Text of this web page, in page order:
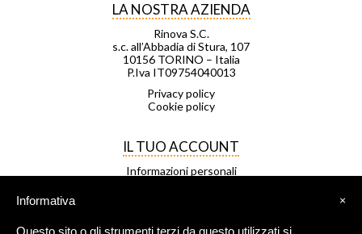
LA NOSTRA AZIENDA
Rinova S.C.
s.c. all’Abbadia di Stura, 107
10156 TORINO – Italia
P.Iva IT09754040013
Privacy policy
Cookie policy
IL TUO ACCOUNT
Informazioni personali
×
Informativa
Questo sito o gli strumenti terzi da questo utilizzati si